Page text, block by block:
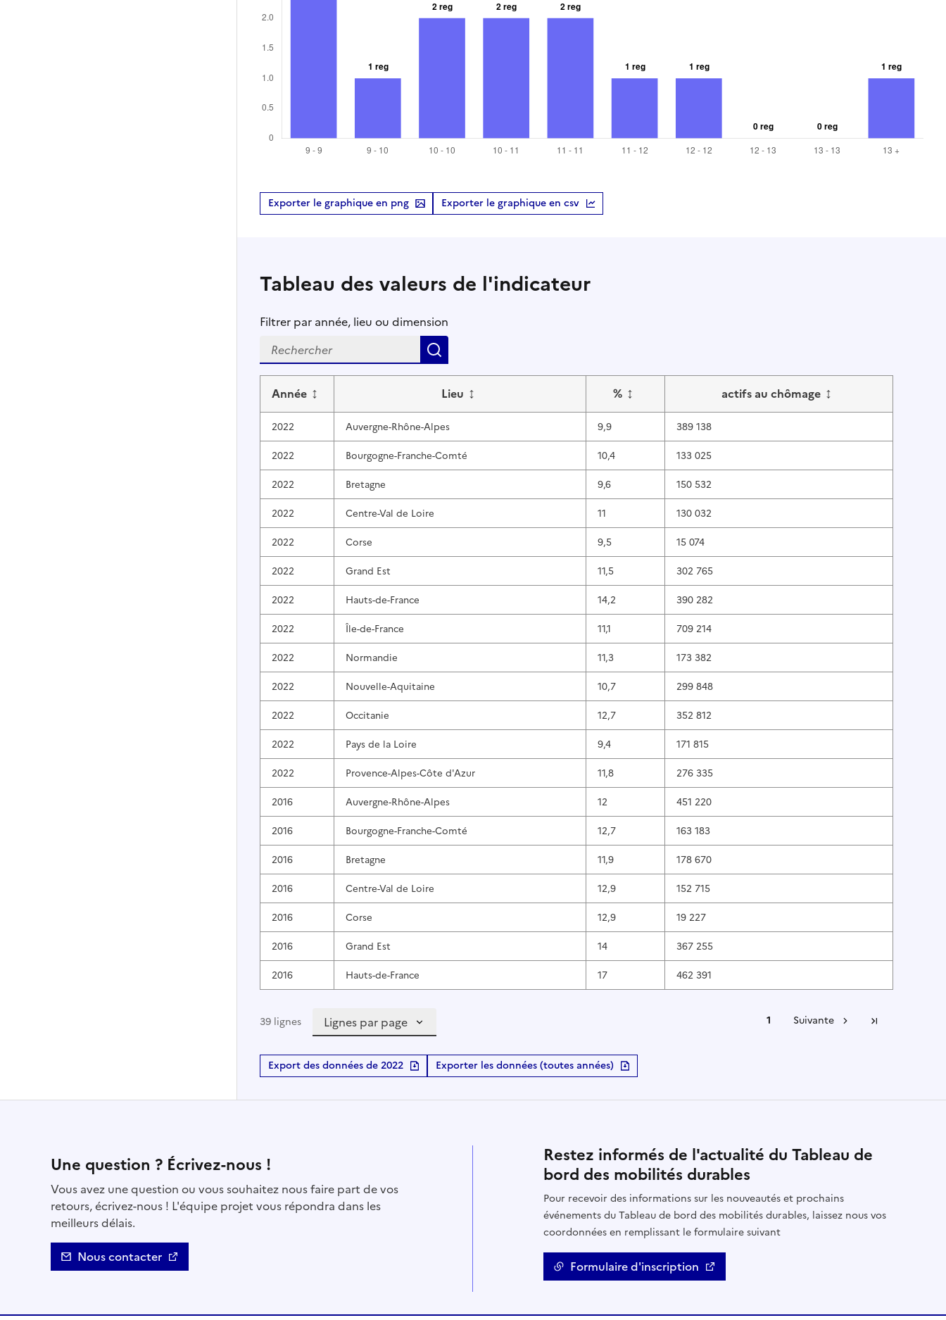
Exporter le graphique en png Exporter le graphique en csv
Tableau des valeurs de l'indicateur
Filtrer par année, lieu ou dimension
Année ↕ Lieu ↕ % ↕ actifs au chômage ↕
2022 Auvergne-Rhône-Alpes 9,9 389 138
2022 Bourgogne-Franche-Comté 10,4 133 025
2022 Bretagne 9,6 150 532
2022 Centre-Val de Loire 11 130 032
2022 Corse 9,5 15 074
2022 Grand Est 11,5 302 765
2022 Hauts-de-France 14,2 390 282
2022 Île-de-France 11,1 709 214
2022 Normandie 11,3 173 382
2022 Nouvelle-Aquitaine 10,7 299 848
2022 Occitanie 12,7 352 812
2022 Pays de la Loire 9,4 171 815
2022 Provence-Alpes-Côte d'Azur 11,8 276 335
2016 Auvergne-Rhône-Alpes 12 451 220
2016 Bourgogne-Franche-Comté 12,7 163 183
2016 Bretagne 11,9 178 670
2016 Centre-Val de Loire 12,9 152 715
2016 Corse 12,9 19 227
2016 Grand Est 14 367 255
2016 Hauts-de-France 17 462 391
39 lignes Lignes par page 1 Suivante
Export des données de 2022 Exporter les données (toutes années)
ContactUne question ? Écrivez-nous !
Vous avez une question ou vous souhaitez nous faire part de vos
retours, écrivez-nous ! L'équipe projet vous répondra dans les
meilleurs délais.
Nous contacter
Restez informés de l'actualité du Tableau de
bord des mobilités durables
Pour recevoir des informations sur les nouveautés et prochains
événements du Tableau de bord des mobilités durables, laissez nous vos
coordonnées en remplissant le formulaire suivant
Formulaire d'inscription